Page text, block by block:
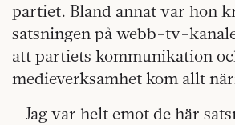
partiet. Bland annat var hon
satsningen på webb-tv-
att partiets kommunikation
medieverksamhet kom allt
– Jag var helt emot de här